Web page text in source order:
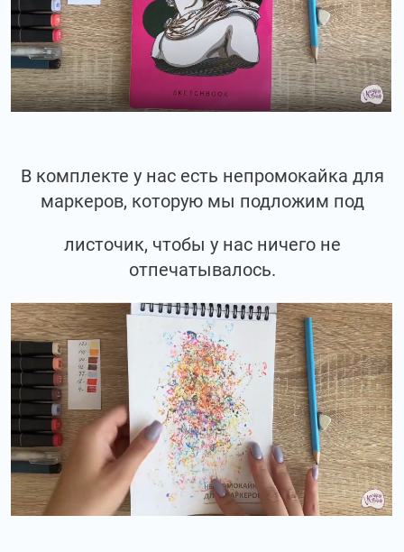
В комплекте у нас есть непромокайка для
маркеров, которую мы подложим под
листочик, чтобы у нас ничего не
отпечатывалось.